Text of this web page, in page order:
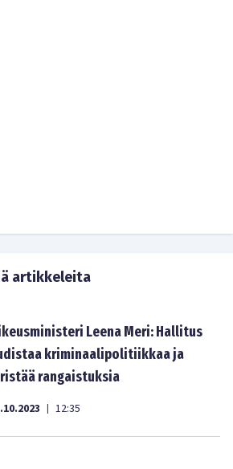
artikkeleita
Leena Meri: Hallitus
kriminaalipolitiikkaa ja
rangaistuksia
| 12:35